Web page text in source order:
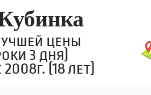
цены
3 дня)
(18 лет)